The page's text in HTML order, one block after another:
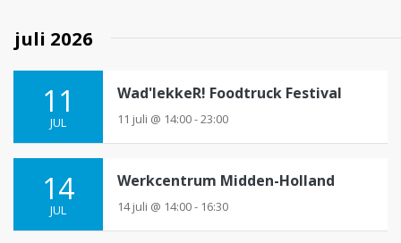
juli 2026
11
JUL
Wad'lekkeR! Foodtruck Festival
11 juli @ 14:00 - 23:00
14
JUL
Werkcentrum Midden-Holland
14 juli @ 14:00 - 16:30